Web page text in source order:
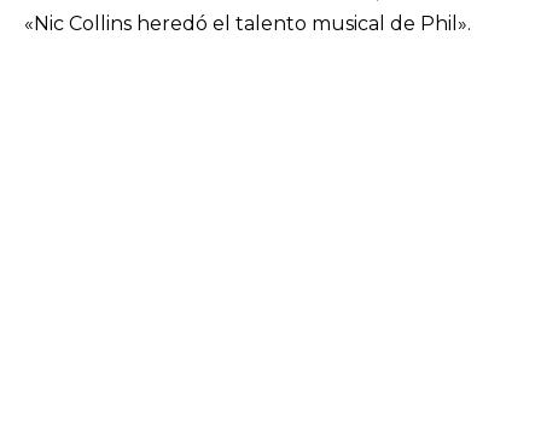
«Nic Collins heredó el talento musical de Phil».